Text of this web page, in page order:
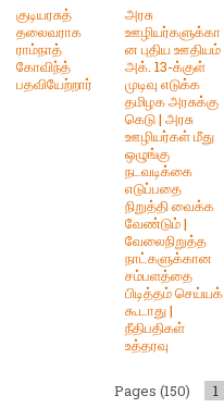
குடியரசுத்
தலைவராக
ராம்நாத்
கோவிந்த்
பதவியேற்றார்
அரசு
ஊழியர்களுக்கா
ன புதிய ஊதியம்
அக். 13-க்குள்
முடிவு எடுக்க
தமிழக அரசுக்கு
கெடு | அரசு
ஊழியர்கள் மீது
ஒழுங்கு
நடவடிக்கை
எடுப்பதை
நிறுத்தி வைக்க
வேண்டும் |
வேலைநிறுத்த
நாட்களுக்கான
சம்பளத்தை
பிடித்தம் செய்யக்
கூடாது |
நீதிபதிகள்
உத்தரவு
Pages (150) 1